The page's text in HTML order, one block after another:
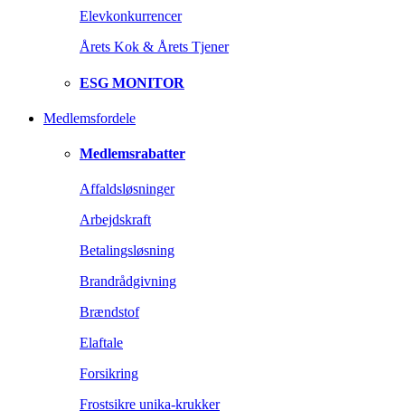
Elevkonkurrencer
Årets Kok & Årets Tjener
ESG MONITOR
Medlemsfordele
Medlemsrabatter
Affaldsløsninger
Arbejdskraft
Betalingsløsning
Brandrådgivning
Brændstof
Elaftale
Forsikring
Frostsikre unika-krukker